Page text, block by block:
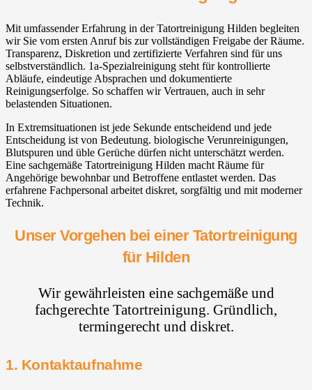
Mit umfassender Erfahrung in der Tatortreinigung Hilden begleiten
wir Sie vom ersten Anruf bis zur vollständigen Freigabe der Räume.
Transparenz, Diskretion und zertifizierte Verfahren sind für uns
selbstverständlich. 1a-Spezialreinigung steht für kontrollierte
Abläufe, eindeutige Absprachen und dokumentierte
Reinigungserfolge. So schaffen wir Vertrauen, auch in sehr
belastenden Situationen.
In Extremsituationen ist jede Sekunde entscheidend und jede
Entscheidung ist von Bedeutung. biologische Verunreinigungen,
Blutspuren und üble Gerüche dürfen nicht unterschätzt werden.
Eine sachgemäße Tatortreinigung Hilden macht Räume für
Angehörige bewohnbar und Betroffene entlastet werden. Das
erfahrene Fachpersonal arbeitet diskret, sorgfältig und mit moderner
Technik.
Unser Vorgehen bei einer Tatortreinigung
für Hilden
Wir gewährleisten eine sachgemäße und
fachgerechte Tatortreinigung. Gründlich,
termingerecht und diskret.
1. Kontaktaufnahme